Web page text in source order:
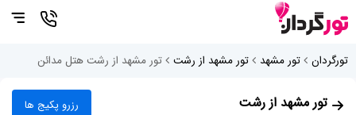
تورگردان تور مشهد تور مشهد از رشت تور مشهد از رشت هتل مدائن
تور مشهد از رشت رزرو پکیج ها